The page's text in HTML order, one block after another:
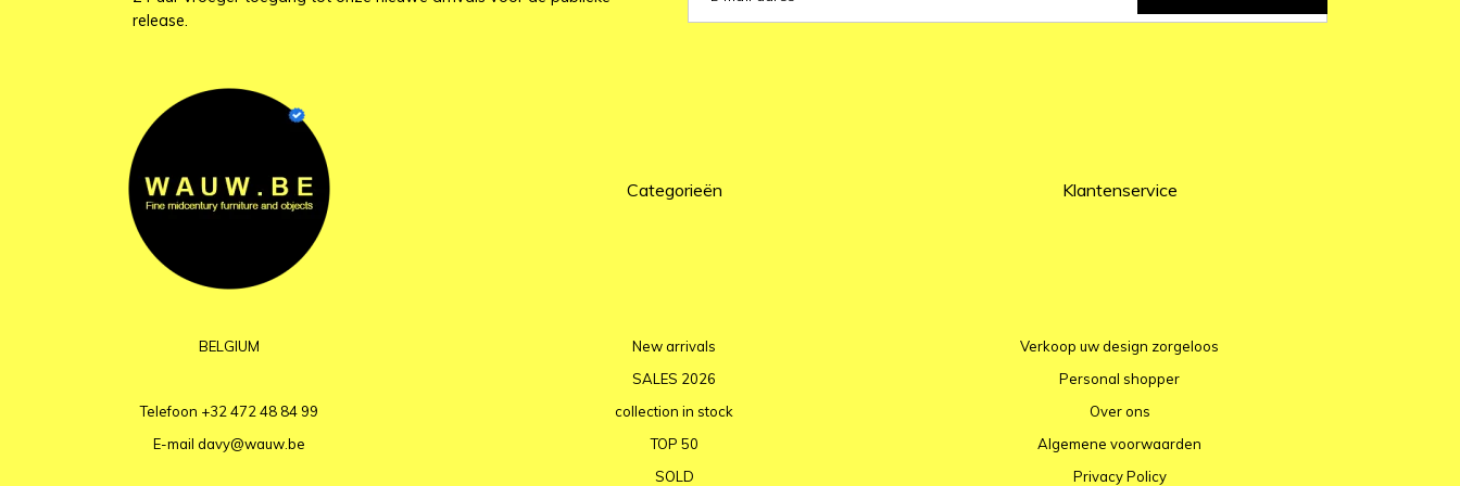
release.
BELGIUM
Telefoon +32 472 48 84 99
E-mail davy@wauw.be
Categorieën
New arrivals
SALES 2026
collection in stock
TOP 50
SOLD
Klantenservice
Verkoop uw design zorgeloos
Personal shopper
Over ons
Algemene voorwaarden
Privacy Policy